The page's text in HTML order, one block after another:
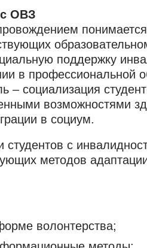
ОВЗ
понимается
поддержку
в профессиональной
– социализация
возможностями
в социум.
студентов с
методов
волонтерства;